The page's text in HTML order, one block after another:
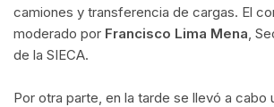
camiones y transferencia de cargas. El
moderado por Francisco Lima Mena ,
de la SIECA.
Por otra parte, en la tarde se llevó a cabo